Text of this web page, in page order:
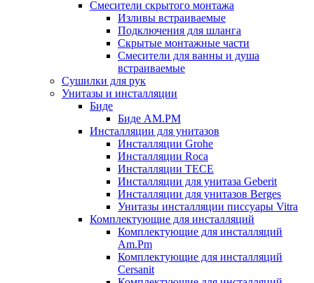
Смесители скрытого монтажа
Изливы встраиваемые
Подключения для шланга
Скрытые монтажные части
Смесители для ванны и душа
встраиваемые
Сушилки для рук
Унитазы и инсталляции
Биде
Биде AM.PM
Инсталляции для унитазов
Инсталляции Grohe
Инсталляции Roca
Инсталляции TECE
Инсталляции для унитаза Geberit
Инсталляции для унитазов Berges
Унитазы инсталляции писсуары Vitra
Комплектующие для инсталляций
Комплектующие для инсталляций
Am.Pm
Комплектующие для инсталляций
Cersanit